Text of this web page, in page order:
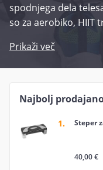
spodnjega dela
so za aerobiko, HIIT
raznolike korake in
visokokakovostne
za vse ravni
zagotavljajo
vašo kondicijo in
Prikaži več
Najbolj
1. Steper
40,00 €